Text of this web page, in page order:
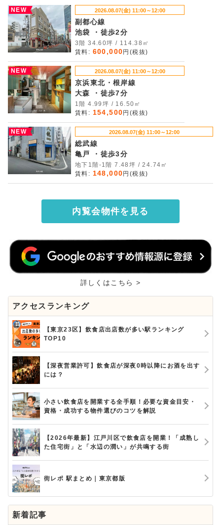
NEW 2026.08.07(金) 11:00～12:00
副都心線
池袋 ・徒歩2分
3階 34.60坪 / 114.38㎡
賃料: 600,000 円(税抜)
NEW 2026.08.07(金) 11:00～12:00
京浜東北・根岸線
大森 ・徒歩7分
1階 4.99坪 / 16.50㎡
賃料: 154,500 円(税抜)
NEW 2026.08.07(金) 11:00～12:00
総武線
亀戸 ・徒歩3分
地下1階-1階 7.48坪 / 24.74㎡
賃料: 148,000 円(税抜)
内覧会物件を見る
詳しくはこちら >
アクセスランキング
【東京23区】飲食店出店数が多い駅ランキング
TOP10
【深夜営業許可】飲食店が深夜0時以降にお酒を出す
には？
小さい飲食店を開業する全手順！必要な資金目安・
資格・成功する物件選びのコツを解説
【2026年最新】江戸川区で飲食店を開業！「成熟し
た住宅街」と「水辺の潤い」が共鳴する街
街レポ 駅まとめ｜東京都版
新着記事